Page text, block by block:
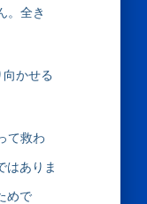
。全き
かせる
て救わ
はありま
めで